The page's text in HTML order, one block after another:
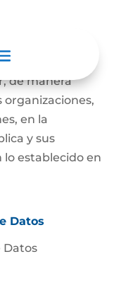
y el deber de
de manera
organizaciones,
en la
y sus
lo establecido en
Datos
Datos